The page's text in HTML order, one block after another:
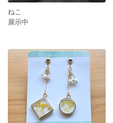
ねこ
展示中